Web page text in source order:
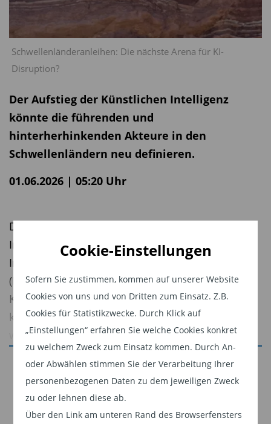
Cookie-Einstellungen
Sofern Sie zustimmen, kommen auf unserer Website
Cookies von uns und von Dritten zum Einsatz. Z.B.
Cookies für Statistikzwecke. Durch Klick auf
„Einstellungen“ erfahren Sie welche Cookies konkret
zu welchem Zweck zum Einsatz kommen. Durch An-
oder Abwählen stimmen Sie der Verarbeitung Ihrer
personenbezogenen Daten zu dem jeweiligen Zweck
zu oder lehnen diese ab.
Über den Link am unteren Rand des Browserfensters
Schwellenländeranleihen: Die nächste Arena für KI-
Disruption?
Der Aufstieg der Künstlichen Intelligenz
könnte die führenden und
hinterherhinkenden Akteure in den
Schwellenländern neu definieren.
01.06.2026 | 05:20 Uhr
Die Führung im Bereich der Künstlichen
Intelligenz (KI) ist kein Monopol der
Industrieländer mehr. Die Schwellenländer
(Emerging Markets, EM) haben nun ihre eigenen
KI-Juwelen, und Produktivitätssteigerungen
könnten folgen. Für Anleiheninvestoren erwarten
wir, dass sich die Auswirkungen je nach Land
unterscheiden – angetrieben durch die
Branchenzusammensetzung, Kapitalintensität,
digitale Infrastruktur und die Geschwindigkeit der
Einführung.
Jetzt weiterlesen
Dieser Inhalt ist für professionelle Anleger
bestimmt. Mit Klick auf "Weiter" bestätigen